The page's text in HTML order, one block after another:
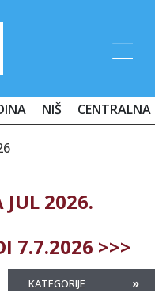
NIŠ CENTRALNA
2026.
7.7.2026 >>>
KATEGORIJE »